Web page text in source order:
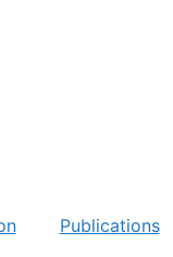
Publications